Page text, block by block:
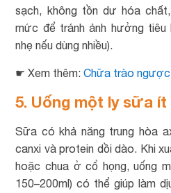
sạch, không tồn dư hóa
mức để tránh ảnh hưởng tiêu
nhẹ nếu dùng nhiều).
☛ Xem thêm:Chữa trào
5. Uống một ly sữa ít
Sữa có khả năng trung hòa
canxi và protein dồi dào. Khi
hoặc chua ở cổ họng, uống
150–200ml) có thể giúp làm